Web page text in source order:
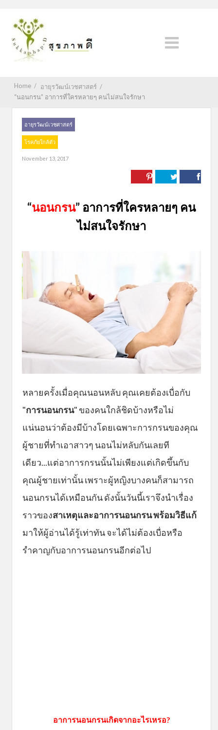
Home / อายุรวัฒน์เวชศาสตร์ /
“นอนกรน” อาการที่ใครหลายๆ คนไม่สนใจรักษา
อายุรวัฒน์เวชศาสตร์
โรคภัยใกล้ตัว
November 13, 2017
“นอนกรน” อาการที่ใครหลายๆ คน
ไม่สนใจรักษา
หลายครั้งเมื่อคุณนอนหลับ คุณเคยต้องเบื่อกับ
"การนอนกรน" ของคนใกล้ชิดบ้างหรือไม่
แน่นอนว่าต้องมีบ้างโดยเฉพาะการกรนของคุณ
ผู้ชายที่ทำเอาสาวๆ นอนไม่หลับกันเลยที
เดียว...แต่อาการกรนนั้นไม่เพียงแต่เกิดขึ้นกับ
คุณผู้ชายเท่านั้น เพราะผู้หญิงบางคนก็สามารถ
นอนกรนได้เหมือนกัน ดังนั้นวันนี้เราจึงนำเรื่อง
ราวของสาเหตุและอาการนอนกรน พร้อมวิธีแก้
มาให้ผู้อ่านได้รู้เท่าทัน จะได้ไม่ต้องเบื่อหรือ
รำคาญกับอาการนอนกรนอีกต่อไป
อาการนอนกรนเกิดจากอะไรเหรอ?